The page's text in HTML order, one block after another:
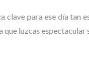
clave para ese día tan
luzcas